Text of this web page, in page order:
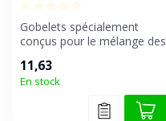
Gobelets spécialement
conçus pour le mélange des
SHIELD...
11,63
En stock